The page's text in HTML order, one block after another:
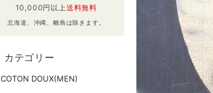
10,000円以上送料無料
北海道、沖縄、離島は除きます。
カテゴリー
COTON DOUX(MEN)